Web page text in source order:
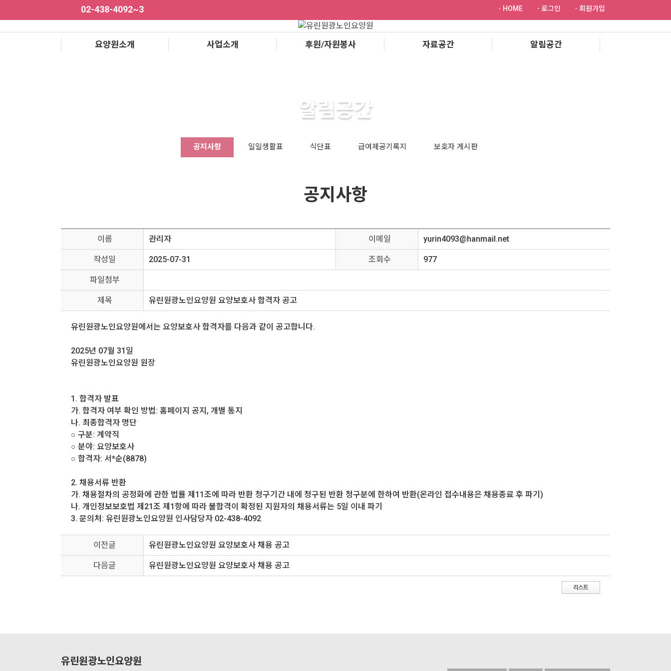
02-438-4092~3 ㆍHOME ㆍ로그인 ㆍ회원가입
요양원소개 사업소개 후원/자원봉사 자료공간 알림공간
알림공간
공지사항 일일생활표 식단표 급여제공기록지 보호자 게시판
공지사항
이름 관리자 이메일 yurin4093@hanmail.net
작성일 2025-07-31 조회수 977
파일첨부
제목 유린원광노인요양원 요양보호사 합격자 공고
유린원광노인요양원에서는 요양보호사 합격자를 다음과 같이 공고합니다.
2025년 07월 31일
유린원광노인요양원 원장
1. 합격자 발표
가. 합격자 여부 확인 방법: 홈페이지 공지, 개별 통지
나. 최종합격자 명단
○ 구분: 계약직
○ 분야: 요양보호사
○ 합격자: 서*순(8878)
2. 채용서류 반환
가. 채용절차의 공정화에 관한 법률 제11조에 따라 반환 청구기간 내에 청구된 반환 청구분에 한하여 반환(온라인 접수내용은 채용종료 후 파기)
나. 개인정보보호법 제21조 제1항에 따라 불합격이 확정된 지원자의 채용서류는 5일 이내 파기
3. 문의처: 유린원광노인요양원 인사담당자 02-438-4092
이전글 유린원광노인요양원 요양보호사 채용 공고
다음글 유린원광노인요양원 요양보호사 채용 공고
유린원광노인요양원